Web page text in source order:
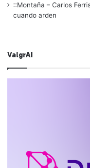
::Montaña – Carlos
cuando arden
ValgrAI